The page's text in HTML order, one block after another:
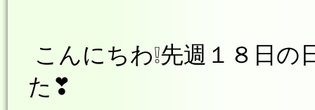
こんにちわ❕先週１８日
た❣